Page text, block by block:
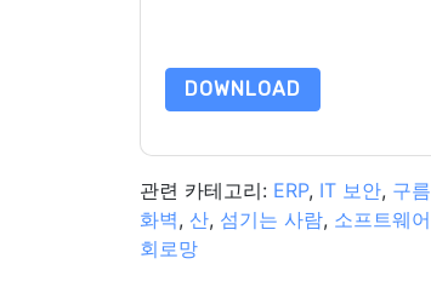
DOWNLOAD
관련 카테고리: ERP, IT 보안, 구름
화벽, 산, 섬기는 사람, 소프트웨어
회로망